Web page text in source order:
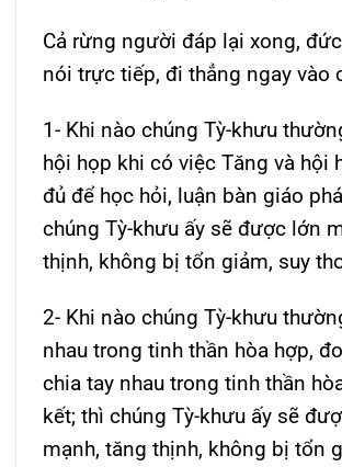
Cả rừng người đáp lại xong,
nói trực tiếp, đi thẳng ngay vào
1- Khi nào chúng Tỳ-khưu
hội họp khi có việc Tăng và hội
đủ để học hỏi, luận bàn giáo
chúng Tỳ-khưu ấy sẽ được lớn
thịnh, không bị tổn giảm, suy
2- Khi nào chúng Tỳ-khưu
nhau trong tinh thần hòa hợp,
chia tay nhau trong tinh thần
kết; thì chúng Tỳ-khưu ấy sẽ
mạnh, tăng thịnh, không bị tổn